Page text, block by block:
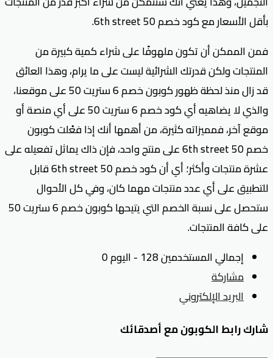
بأقل الأسعار مع كود خصم 50 6th street.
فمن الممكن أن تكون ملهوفًا على شراء كمية كبيرة من
المنتجات ولكن قدرتك الشرائية ليست على ما يرام، وهذا العائق
قد زال منذ لحظة ظهور كوبون خصم 6 ستريت 50 على موقعنا،
والذي لا يضاهيه أي كود خصم 6 ستريت 50 على أي منصة أو
موقع آخر، فمميزاته كثيرة، من أهمها أنك إذا فعْلت كوبون
خصم 50 6th street على منتج واحد، فإن ذاك يماثل تفعيله على
عشرة منتجات وأكثر؛ أي أن كود خصم 50 6th street قابل
للتطبيق على أي عدد منتجات مهما كان، وفي كل الأحوال
ستحصل على نسبة الخصم التي يتيحها كوبون خصم 6 ستريت 50
على كافة المنتجات.
إجمالي المستخدمين 128 - اليوم 0
مشاركة
البريد الإلكتروني
شارك رابط الكوبون مع أصدقائك